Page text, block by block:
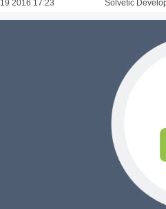
2016 17:23 Solvetic